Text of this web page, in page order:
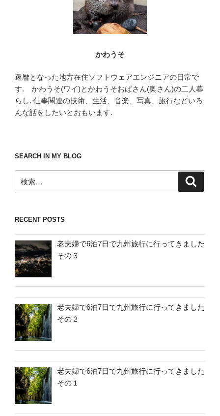
かわうそ
還暦となった地方在住ソフトウェアエンジニアの日常で
す. かわうそ(ワイ)とかわうそおばさん(奥さん)の二人暮
らし. 仕事関連の技術、生活、音楽、写真、旅行などいろ
んな話をしたいとおもいます.
SEARCH IN MY BLOG
索:
RECENT POSTS
老夫婦で6泊7日で九州旅行に行ってきました
その３
老夫婦で6泊7日で九州旅行に行ってきました
その２
老夫婦で6泊7日で九州旅行に行ってきました
その１